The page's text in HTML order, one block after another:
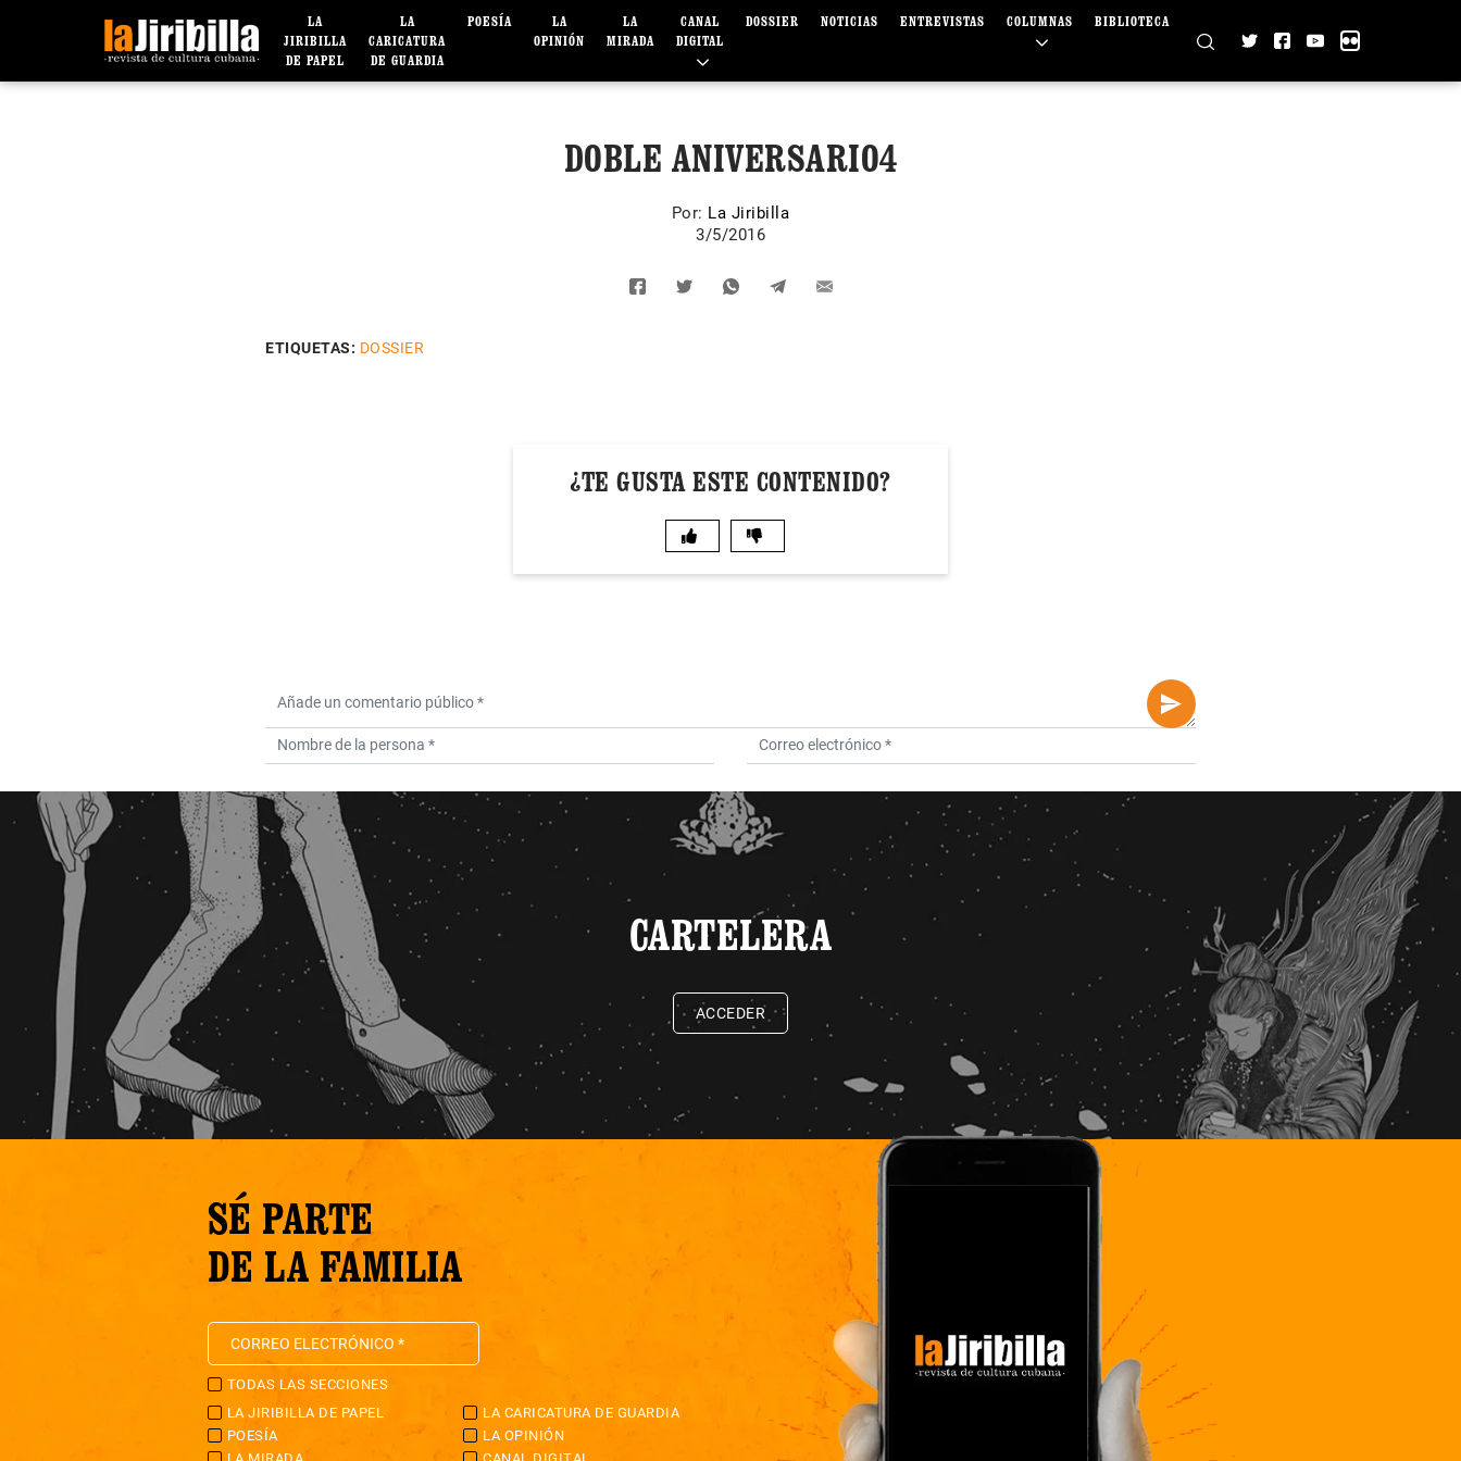
LA
JIRIBILLA
DE PAPEL
LA
CARICATURA
DE GUARDIA
POESÍA
LA
OPINIÓN
LA
MIRADA
CANAL
DIGITAL
DOSSIER NOTICIAS ENTREVISTAS COLUMNAS BIBLIOTECA
DOBLE ANIVERSARIO4
Por: La Jiribilla
3/5/2016
ETIQUETAS: DOSSIER
¿TE GUSTA ESTE CONTENIDO?
CARTELERA
ACCEDER
SÉ PARTE
DE LA FAMILIA
TODAS LAS SECCIONES
LA JIRIBILLA DE PAPEL
LA CARICATURA DE GUARDIA
POESÍA
LA OPINIÓN
LA MIRADA
CANAL DIGITAL